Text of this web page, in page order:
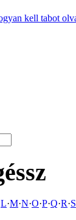
kell tabot
L·M·N·O·P·Q·R·S